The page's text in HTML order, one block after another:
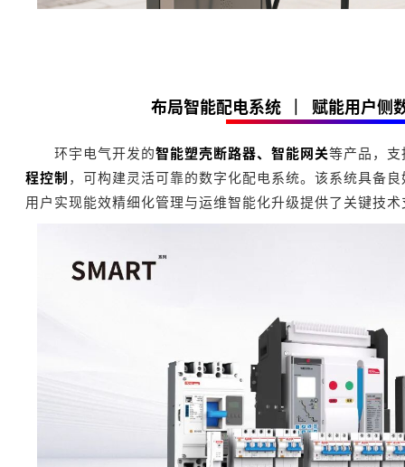
布局智能配电系统 赋能用户侧
环宇电气开发的智能塑壳断路器、智能网关等产品，支
程控制 ，可构建灵活可靠的数字化配电系统。该系统具备
用户实现能效精细化管理与运维智能化升级提供了关键技术